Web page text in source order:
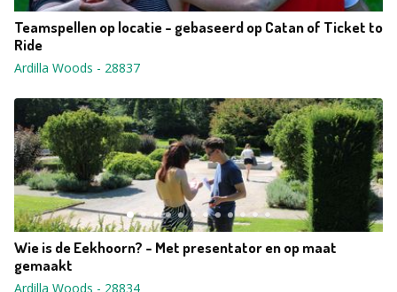
Teamspellen op locatie - gebaseerd op Catan of Ticket to
Ride
Ardilla Woods - 28837
Wie is de Eekhoorn? - Met presentator en op maat
gemaakt
Ardilla Woods - 28834